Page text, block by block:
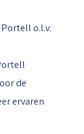
o.l.v.
de
ervaren